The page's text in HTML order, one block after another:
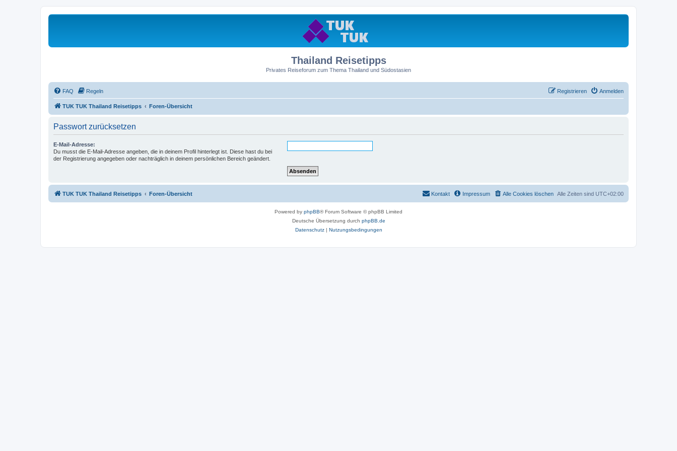
Thailand Reisetipps
Privates Reiseforum zum Thema Thailand und Südostasien
FAQ Regeln Anmelden
Registrieren
TUK TUK Thailand Reisetipps Foren-Übersicht
Passwort zurücksetzen
E-Mail-Adresse:
Du musst die E-Mail-Adresse angeben, die in deinem Profil hinterlegt ist. Diese hast du bei
der Registrierung angegeben oder nachträglich in deinem persönlichen Bereich geändert.
TUK TUK Thailand Reisetipps Foren-Übersicht Alle Zeiten sind UTC+02:00
Alle Cookies löschen
Impressum
Kontakt
Powered by phpBB® Forum Software © phpBB Limited
Deutsche Übersetzung durch phpBB.de
Datenschutz| Nutzungsbedingungen